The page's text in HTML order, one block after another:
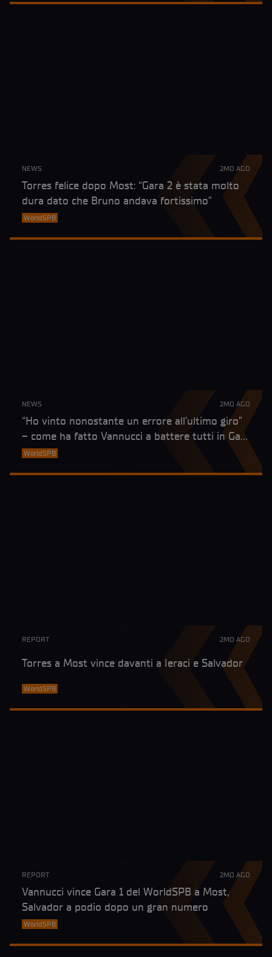
NEWS 2MO AGO
Torres felice dopo Most: “Gara 2 è stata molto
dura dato che Bruno andava fortissimo”
WorldSPB
NEWS 2MO AGO
“Ho vinto nonostante un errore all’ultimo giro”
– come ha fatto Vannucci a battere tutti in Gara
1 del WorldSPB a Most?
WorldSPB
REPORT 2MO AGO
Torres a Most vince davanti a Ieraci e Salvador
WorldSPB
REPORT 2MO AGO
Vannucci vince Gara 1 del WorldSPB a Most,
Salvador a podio dopo un gran numero
WorldSPB